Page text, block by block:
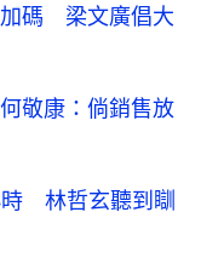
加碼 梁文廣倡大
敬康：倘銷售放
林哲玄聽到瞓